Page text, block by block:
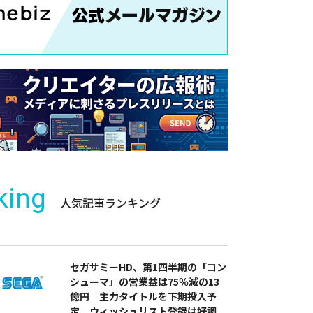
人気記事ランキング
セガサミーHD、第1四半期の「コン
シューマ」の営業益は75％減の13
億円 主力タイトルを下期投入予